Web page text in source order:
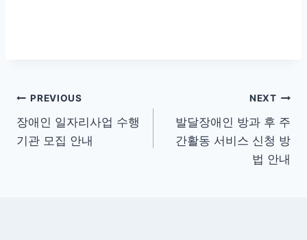
글
탐
PREVIOUS
장애인 일자리사업 수행
기관 모집 안내
NEXT
발달장애인 방과 후 주
간활동 서비스 신청 방
법 안내